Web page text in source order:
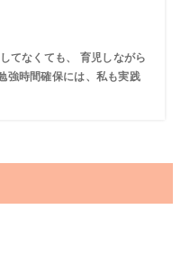
てなくても、 育児しながら
強時間確保には、私も実践